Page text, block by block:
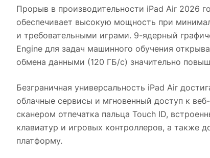
Прорыв в производительности iPad Air 2026
обеспечивает высокую мощность при
и требовательными играми. 9-ядерный
Engine для задач машинного обучения
обмена данными (120 ГБ/с) значительно
Безграничная универсальность iPad Air
облачные сервисы и мгновенный доступ к
сканером отпечатка пальца Touch ID,
клавиатур и игровых контроллеров, а также
платформу.